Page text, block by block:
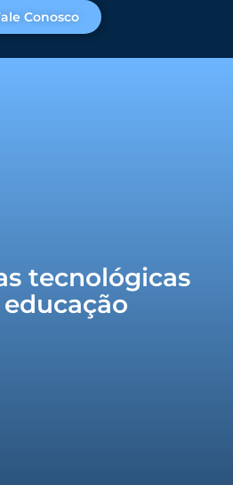
Conosco
tecnológicas